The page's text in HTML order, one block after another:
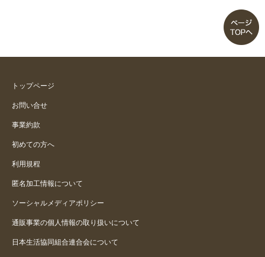
トップページ
お問い合せ
事業約款
初めての方へ
利用規程
匿名加工情報について
ソーシャルメディアポリシー
通販事業の個人情報の取り扱いについて
日本生活協同組合連合会について